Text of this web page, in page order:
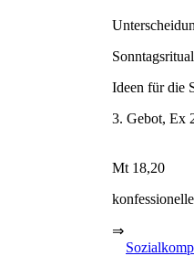
Ideen für die
3. Gebot, Ex
Mt 18,20
⇒